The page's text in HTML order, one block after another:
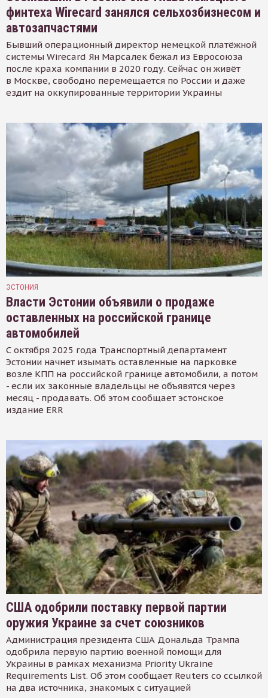
финтеха Wirecard занялся сельхозбизнесом и
автозапчастями
Бывший операционный директор немецкой платёжной
системы Wirecard Ян Марсалек бежал из Евросоюза
после краха компании в 2020 году. Сейчас он живёт
в Москве, свободно перемещается по России и даже
ездит на оккупированные территории Украины
ЭСТОНИЯ
Власти Эстонии объявили о продаже
оставленных на российской границе
автомобилей
С октября 2025 года Транспортный департамент
Эстонии начнет изымать оставленные на парковке
возле КПП на российской границе автомобили, а потом
- если их законные владельцы не объявятся через
месяц - продавать. Об этом сообщает эстонское
издание ERR
США одобрили поставку первой партии
оружия Украине за счет союзников
Администрация президента США Дональда Трампа
одобрила первую партию военной помощи для
Украины в рамках механизма Priority Ukraine
Requirements List. Об этом сообщает Reuters со ссылкой
на два источника, знакомых с ситуацией